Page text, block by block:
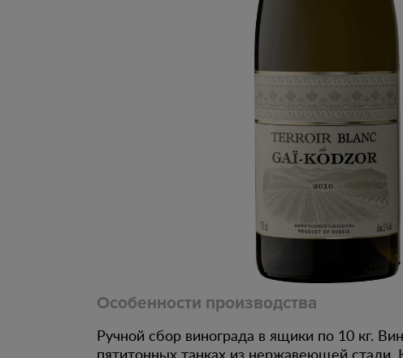
Особенности производства
Ручной сбор винограда в ящики по 10 кг.
пятитонных танках из нержавеющей стали.